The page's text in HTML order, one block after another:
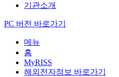
기관소개
PC 버전 바로가기
메뉴
홈
MyRISS
해외전자정보 바로가기